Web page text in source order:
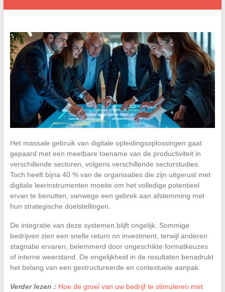
Het massale gebruik van digitale opleidingsoplossingen gaat
gepaard met een meetbare toename van de productiviteit in
verschillende sectoren, volgens verschillende sectorstudies.
Toch heeft bijna 40 % van de organisaties die zijn uitgerust met
digitale leerinstrumenten moeite om het volledige potentieel
ervan te benutten, vanwege een gebrek aan afstemming met
hun strategische doelstellingen.
De integratie van deze systemen blijft ongelijk. Sommige
bedrijven zien een snelle return on investment, terwijl anderen
stagnatie ervaren, belemmerd door ongeschikte formatkeuzes
of interne weerstand. De ongelijkheid in de resultaten benadrukt
het belang van een gestructureerde en contextuele aanpak.
Verder lezen : Hoe de groei van uw bedrijf te stimuleren met